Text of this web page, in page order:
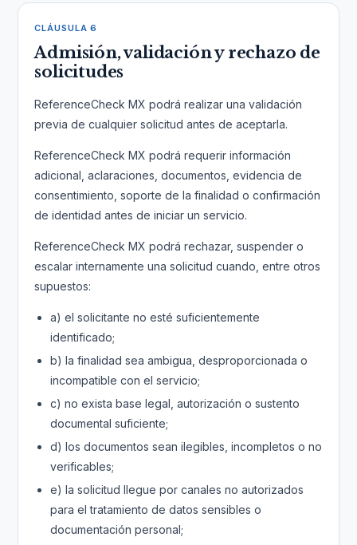
CLÁUSULA 6
Admisión, validación y rechazo de
solicitudes
ReferenceCheck MX podrá realizar una validación
previa de cualquier solicitud antes de aceptarla.
ReferenceCheck MX podrá requerir información
adicional, aclaraciones, documentos, evidencia de
consentimiento, soporte de la finalidad o confirmación
de identidad antes de iniciar un servicio.
ReferenceCheck MX podrá rechazar, suspender o
escalar internamente una solicitud cuando, entre otros
supuestos:
a) el solicitante no esté suficientemente
identificado;
b) la finalidad sea ambigua, desproporcionada o
incompatible con el servicio;
c) no exista base legal, autorización o sustento
documental suficiente;
d) los documentos sean ilegibles, incompletos o no
verificables;
e) la solicitud llegue por canales no autorizados
para el tratamiento de datos sensibles o
documentación personal;